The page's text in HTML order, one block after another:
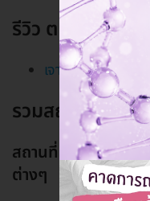
รีวิว ตรวจภูมิแพ้
เจาะเลือดตรวจภู
รวมสถานที่ตรว
สถานที่ตรวจภูมิแพ้แ
ต่างๆ